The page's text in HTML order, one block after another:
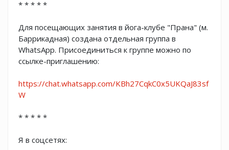
* * * * *
Для посещающих занятия в йога-клубе "Прана" (м.
Баррикадная) создана отдельная группа в
WhatsApp. Присоединиться к группе можно по
ссылке-приглашению:
https://chat.whatsapp.com/KBh27CqkC0x5UKQaJ83sf
W
* * * * *
Я в соцсетях: